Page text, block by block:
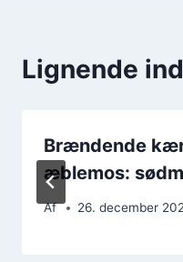
Lignende
Brændende
æblemos:
Af 26. december